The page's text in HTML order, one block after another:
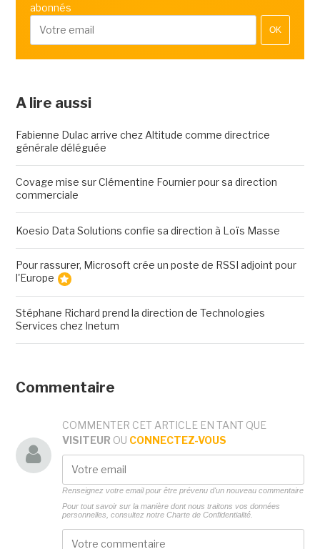
abonnés
OK
A lire aussi
Fabienne Dulac arrive chez Altitude comme directrice
générale déléguée
Covage mise sur Clémentine Fournier pour sa direction
commerciale
Koesio Data Solutions confie sa direction à Loïs Masse
Pour rassurer, Microsoft crée un poste de RSSI adjoint pour
l'Europe
Stéphane Richard prend la direction de Technologies
Services chez Inetum
Commentaire
COMMENTER CET ARTICLE EN TANT QUE
VISITEUR OU CONNECTEZ-VOUS
Renseignez votre email pour être prévenu d'un nouveau commentaire
Pour tout savoir sur la manière dont nous traitons vos données
personnelles, consultez notre Charte de Confidentialité.